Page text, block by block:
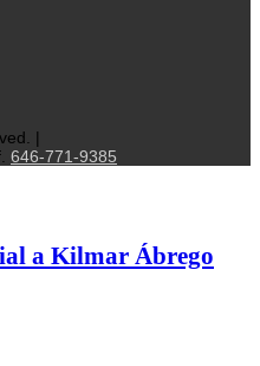
|
646-771-9385
a Kilmar Ábrego